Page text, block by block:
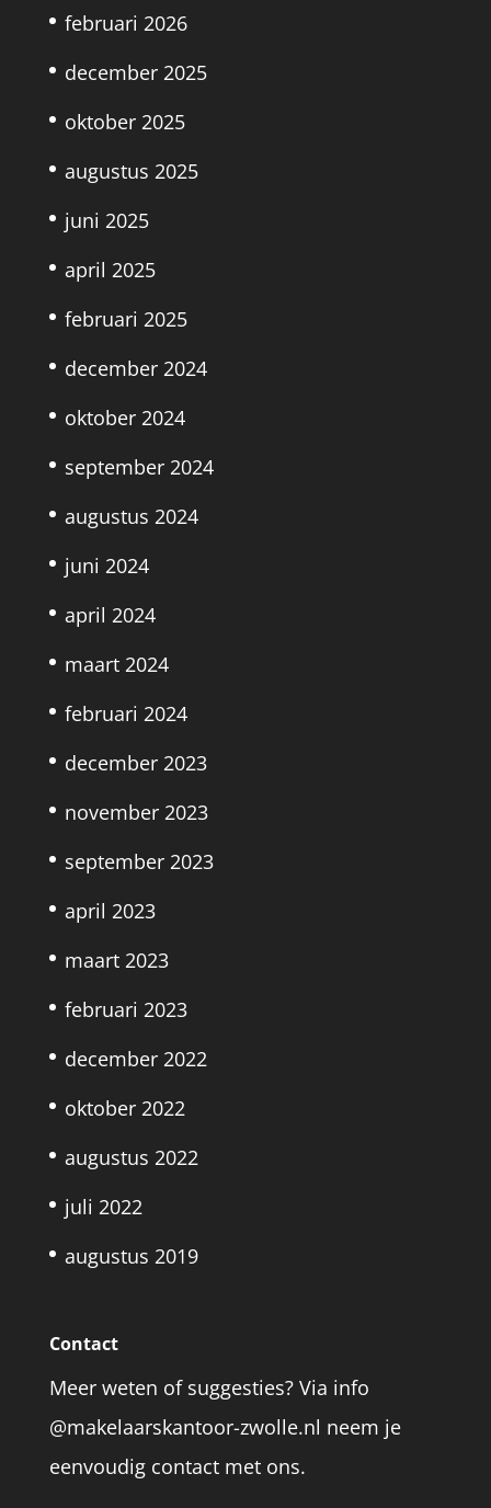
februari 2026
december 2025
oktober 2025
augustus 2025
juni 2025
april 2025
februari 2025
december 2024
oktober 2024
september 2024
augustus 2024
juni 2024
april 2024
maart 2024
februari 2024
december 2023
november 2023
september 2023
april 2023
maart 2023
februari 2023
december 2022
oktober 2022
augustus 2022
juli 2022
augustus 2019
Contact
Meer weten of suggesties? Via info
@makelaarskantoor-zwolle.nl neem je
eenvoudig contact met ons.